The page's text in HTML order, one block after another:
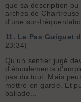
que sa description
arches de
d'une sur-
11. Le Pas Guiguet
23:34)
Qu'un sentier jugé
d'éboulements
pas du tout. Mais
mettre en garde. Et
ballade...